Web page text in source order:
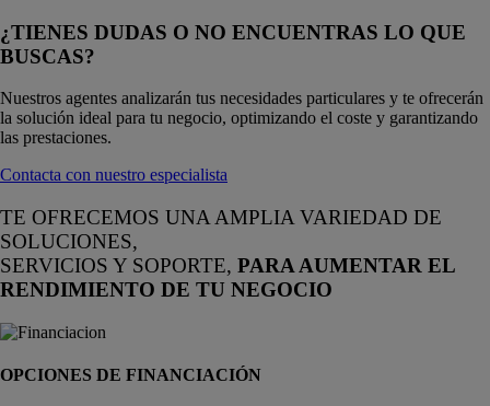
¿TIENES DUDAS O NO ENCUENTRAS LO QUE
BUSCAS?
Nuestros agentes analizarán tus necesidades particulares y te ofrecerán
la solución ideal para tu negocio, optimizando el coste y garantizando
las prestaciones.
Contacta con nuestro especialista
TE OFRECEMOS UNA AMPLIA VARIEDAD DE
SOLUCIONES,
SERVICIOS Y SOPORTE, PARA AUMENTAR EL
RENDIMIENTO DE TU NEGOCIO
OPCIONES DE FINANCIACIÓN